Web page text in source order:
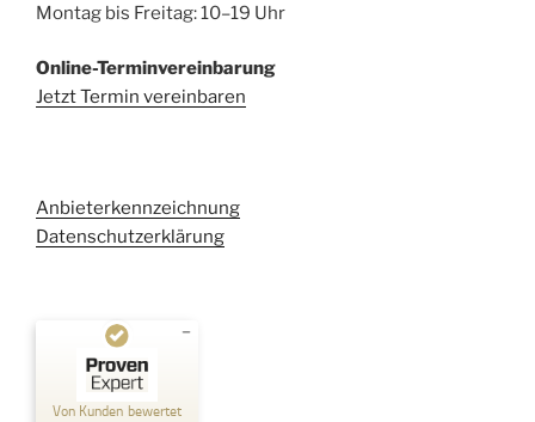
Montag bis Freitag: 10–19 Uhr
Online-Terminvereinbarung
Jetzt Termin vereinbaren
Anbieterkennzeichnung
Datenschutzerklärung
Von Kunden bewertet
Kundenbewertungen und Erfahrungen zu
Kehl Rechtsanwaltsgesellschaft mbH